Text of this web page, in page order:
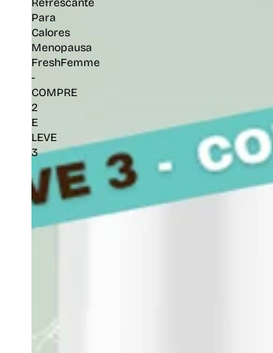
Refrescante
Para
Calores
Menopausa
FreshFemme
-
COMPRE
2
E
LEVE
3